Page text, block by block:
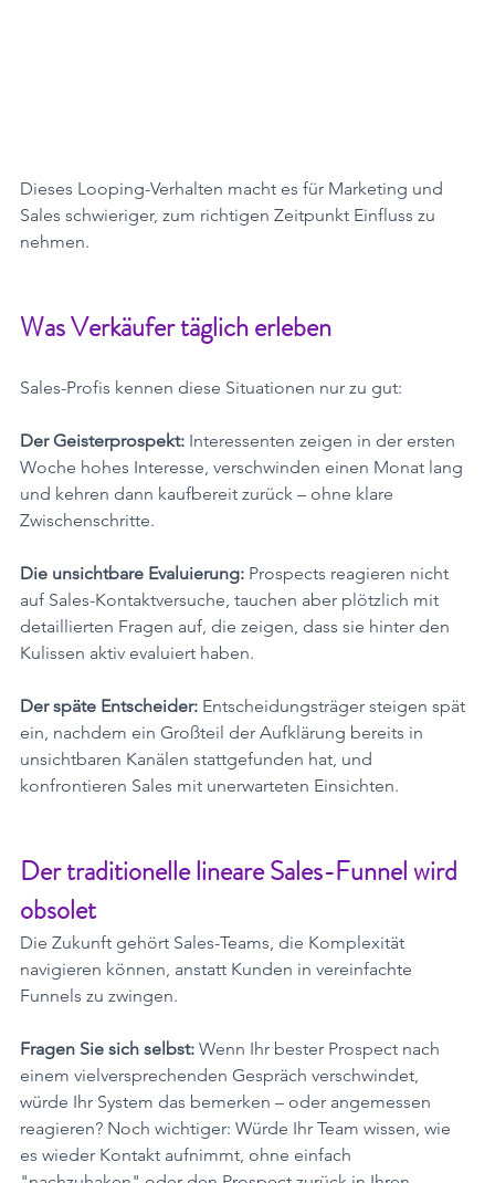
Dieses Looping-Verhalten macht es für Marketing und
Sales schwieriger, zum richtigen Zeitpunkt Einfluss zu
nehmen.
Was Verkäufer täglich erleben
Sales-Profis kennen diese Situationen nur zu gut:
Der Geisterprospekt: Interessenten zeigen in der ersten
Woche hohes Interesse, verschwinden einen Monat lang
und kehren dann kaufbereit zurück – ohne klare
Zwischenschritte.
Die unsichtbare Evaluierung: Prospects reagieren nicht
auf Sales-Kontaktversuche, tauchen aber plötzlich mit
detaillierten Fragen auf, die zeigen, dass sie hinter den
Kulissen aktiv evaluiert haben.
Der späte Entscheider: Entscheidungsträger steigen spät
ein, nachdem ein Großteil der Aufklärung bereits in
unsichtbaren Kanälen stattgefunden hat, und
konfrontieren Sales mit unerwarteten Einsichten.
Der traditionelle lineare Sales-Funnel wird
obsolet
Die Zukunft gehört Sales-Teams, die Komplexität
navigieren können, anstatt Kunden in vereinfachte
Funnels zu zwingen.
Fragen Sie sich selbst: Wenn Ihr bester Prospect nach
einem vielversprechenden Gespräch verschwindet,
würde Ihr System das bemerken – oder angemessen
reagieren? Noch wichtiger: Würde Ihr Team wissen, wie
es wieder Kontakt aufnimmt, ohne einfach